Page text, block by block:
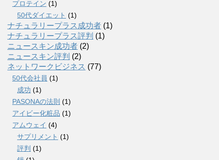
プロテイン (1)
50代ダイエット (1)
ナチュラリープラス成功者 (1)
ナチュラリープラス評判 (1)
ニュースキン成功者 (2)
ニュースキン評判 (2)
ネットワークビジネス (77)
50代会社員 (1)
成功 (1)
PASONAの法則 (1)
アイビー化粧品 (1)
アムウェイ (4)
サプリメント (1)
評判 (1)